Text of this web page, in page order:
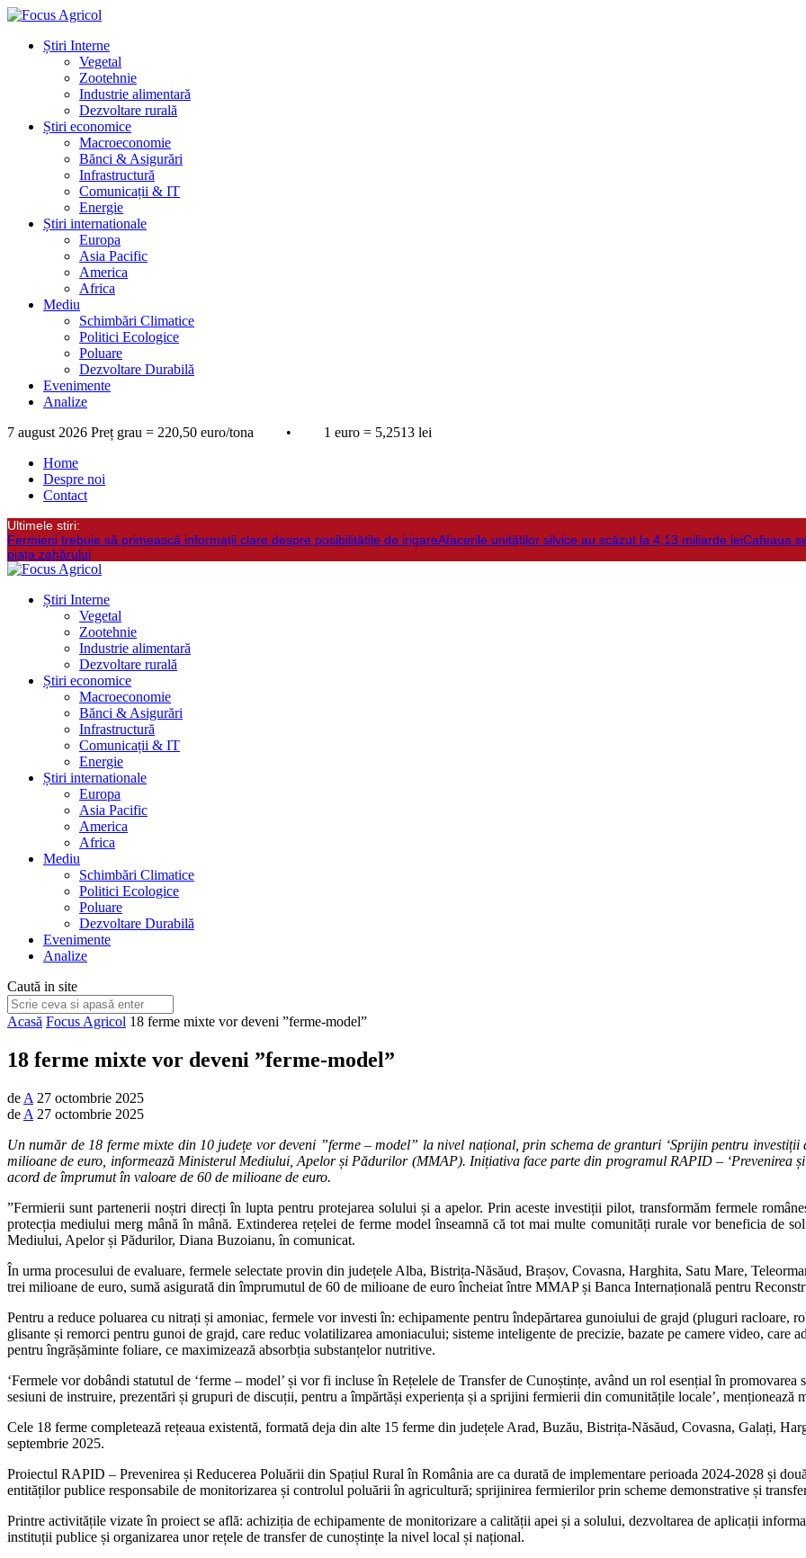
Știri Interne
Vegetal
Zootehnie
Industrie alimentară
Dezvoltare rurală
Știri economice
Macroeconomie
Bănci & Asigurări
Infrastructură
Comunicații & IT
Energie
Știri internationale
Europa
Asia Pacific
America
Africa
Mediu
Schimbări Climatice
Politici Ecologice
Poluare
Dezvoltare Durabilă
Evenimente
Analize
7 august 2026 Preț grau = 220,50 euro/tona • 1 euro = 5,2513 lei
Home
Despre noi
Contact
Ultimele stiri:
Fermierii trebuie să primească informații clare despre posibilitățile de irigareAfacerile unităților silvice au scăzut la 4,13 miliarde leiCafeaua
piața zahărului
Știri Interne
Vegetal
Zootehnie
Industrie alimentară
Dezvoltare rurală
Știri economice
Macroeconomie
Bănci & Asigurări
Infrastructură
Comunicații & IT
Energie
Știri internationale
Europa
Asia Pacific
America
Africa
Mediu
Schimbări Climatice
Politici Ecologice
Poluare
Dezvoltare Durabilă
Evenimente
Analize
Caută in site
Acasă Focus Agricol 18 ferme mixte vor deveni ”ferme-model”
18 ferme mixte vor deveni ”ferme-model”
de A 27 octombrie 2025
de A 27 octombrie 2025
Un număr de 18 ferme mixte din 10 județe vor deveni ”ferme – model” la nivel național, prin schema de granturi ‘Sprijin pentru
milioane de euro, informează Ministerul Mediului, Apelor și Pădurilor (MMAP). Inițiativa face parte din programul RAPID – ‘Prevenirea
acord de împrumut în valoare de 60 de milioane de euro.
”Fermierii sunt partenerii noștri direcți în lupta pentru protejarea solului și a apelor. Prin aceste investiții pilot, transformăm fermele
protecția mediului merg mână în mână. Extinderea rețelei de ferme model înseamnă că tot mai multe comunități rurale vor beneficia de
Mediului, Apelor și Pădurilor, Diana Buzoianu, în comunicat.
În urma procesului de evaluare, fermele selectate provin din județele Alba, Bistrița-Năsăud, Brașov, Covasna, Harghita, Satu Mare,
trei milioane de euro, sumă asigurată din împrumutul de 60 de milioane de euro încheiat între MMAP și Banca Internațională pentru
Pentru a reduce poluarea cu nitrați și amoniac, fermele vor investi în: echipamente pentru îndepărtarea gunoiului de grajd (pluguri racloare,
glisante și remorci pentru gunoi de grajd, care reduc volatilizarea amoniacului; sisteme inteligente de precizie, bazate pe camere video, care
pentru îngrășăminte foliare, ce maximizează absorbția substanțelor nutritive.
‘Fermele vor dobândi statutul de ‘ferme – model’ și vor fi incluse în Rețelele de Transfer de Cunoștințe, având un rol esențial în
sesiuni de instruire, prezentări și grupuri de discuții, pentru a împărtăși experiența și a sprijini fermierii din comunitățile locale’, menționează
Cele 18 ferme completează rețeaua existentă, formată deja din alte 15 ferme din județele Arad, Buzău, Bistrița-Năsăud, Covasna, Galați,
septembrie 2025.
Proiectul RAPID – Prevenirea și Reducerea Poluării din Spațiul Rural în România are ca durată de implementare perioada 2024-2028 și
entităților publice responsabile de monitorizarea și controlul poluării în agricultură; sprijinirea fermierilor prin scheme demonstrative și
Printre activitățile vizate în proiect se află: achiziția de echipamente de monitorizare a calității apei și a solului, dezvoltarea de aplicații
instituții publice și organizarea unor rețele de transfer de cunoștințe la nivel local și național.